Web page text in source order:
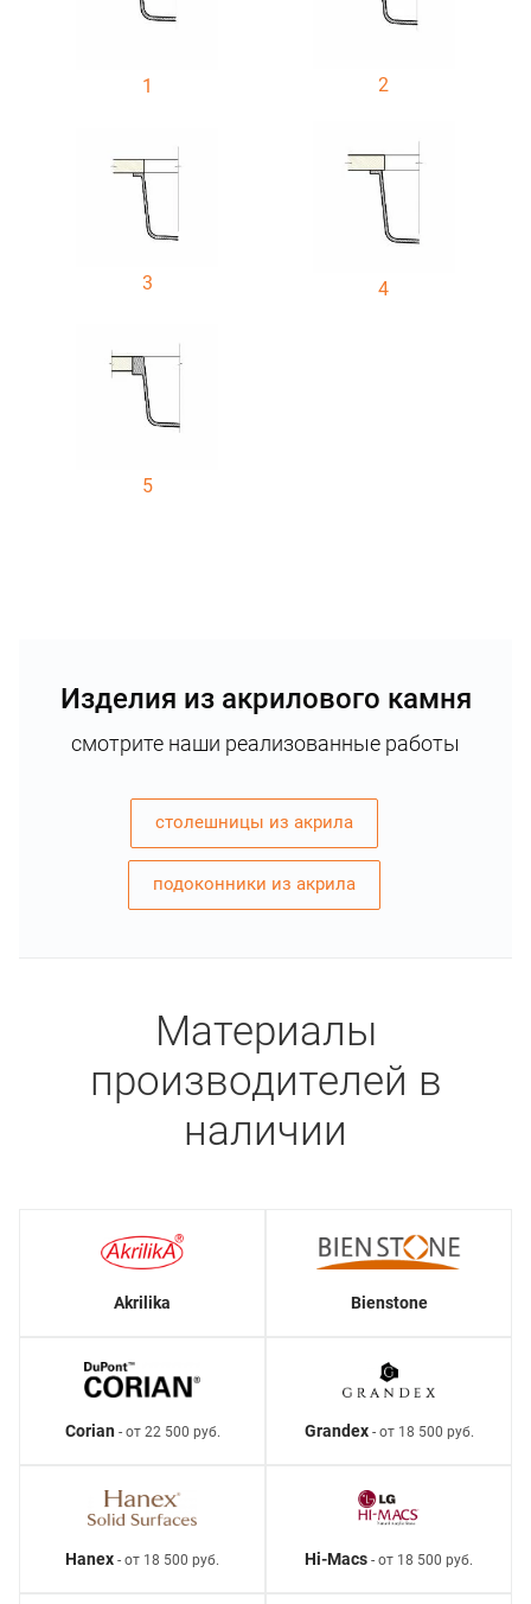
1 2
3 4
5
Изделия из акрилового камня
смотрите наши реализованные работы
столешницы из акрила
подоконники из акрила
Материалы
производителей в
наличии
Akrilika Bienstone
Corian- от 22 500 руб. Grandex- от 18 500 руб.
Hanex - от 18 500 руб. Hi-Macs - от 18 500 руб.